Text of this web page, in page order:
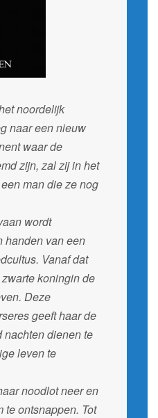
noordelijk
naar een nieuw
waar de
zijn, zal zij in het
man die ze nog
wordt
handen van een
Vanaf dat
koningin de
Deze
geeft haar de
nachten dienen te
leven te
noodlot neer en
te ontsnappen. Tot